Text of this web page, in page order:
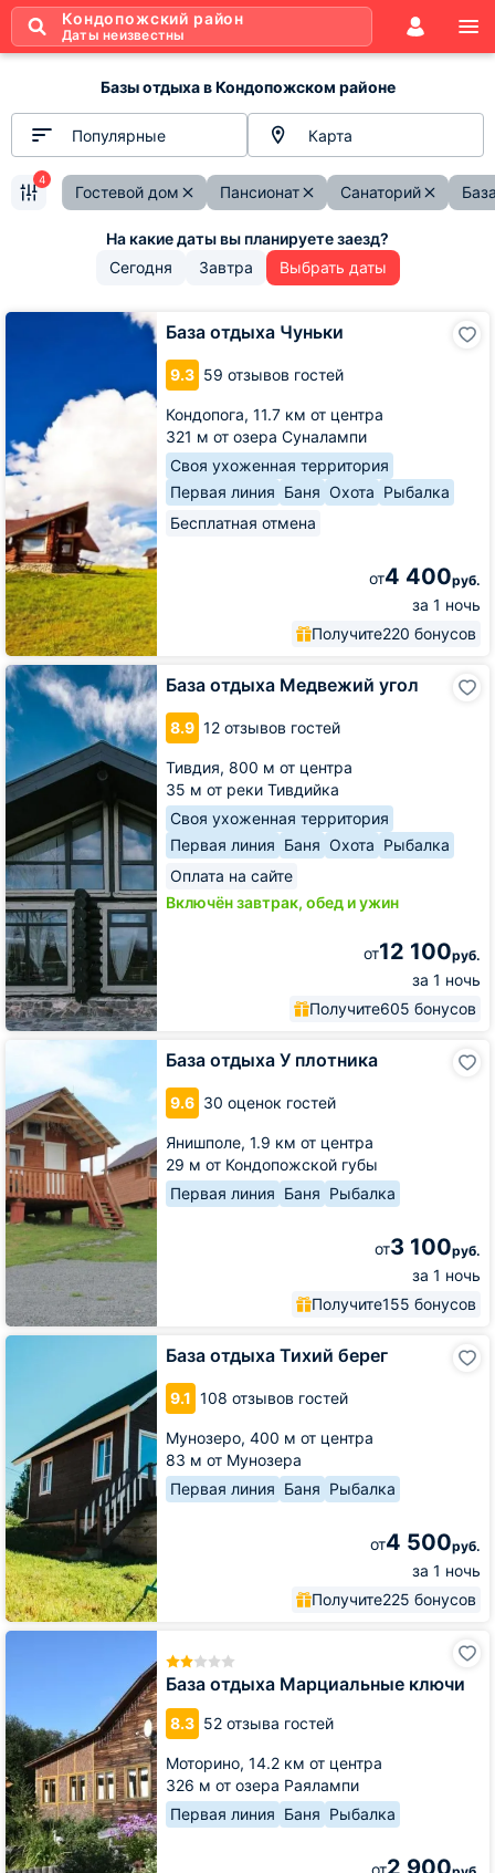
Кондопожский район
Даты неизвестны
Базы отдыха в Кондопожском районе
Популярные Карта
Гостевой дом Пансионат Санаторий
4
Сегодня Завтра Выбрать даты
База отдыха Чуньки
9.3 59 отзывов гостей
Кондопога, 11.7 км от центра
321 м от озера Суналампи
Своя ухоженная территория
Первая линия Баня Охота Рыбалка
Бесплатная отмена
от4 400руб.
за 1 ночь
Получите220 бонусов
База
База отдыха Медвежий угол
8.9 12 отзывов гостей
Тивдия, 800 м от центра
35 м от реки Тивдийка
Своя ухоженная территория
Первая линия Баня Охота Рыбалка
Оплата на сайте
Включён завтрак, обед и ужин
от12 100руб.
за 1 ночь
Получите605 бонусов
База
отдыха
Медвежий
угол
База отдыха У плотника
9.6 30 оценок гостей
Янишполе, 1.9 км от центра
29 м от Кондопожской губы
Первая линия Баня Рыбалка
от3 100руб.
за 1 ночь
Получите155 бонусов
плотника
База отдыха Тихий берег
9.1 108 отзывов гостей
Мунозеро, 400 м от центра
83 м от Мунозера
Первая линия Баня Рыбалка
от4 500руб.
за 1 ночь
Получите225 бонусов
База
База отдыха Марциальные ключи
8.3 52 отзыва гостей
Моторино, 14.2 км от центра
326 м от озера Раялампи
Первая линия Баня Рыбалка
от2 900
База